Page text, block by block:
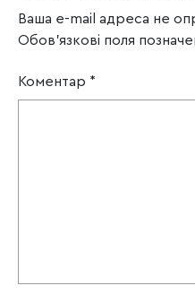
Ваша e-mail адреса не
Обов’язкові поля
Коментар *